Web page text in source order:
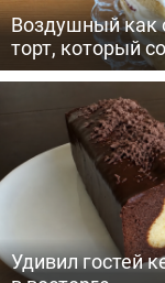
Воздушный как
торт, который
Удивил гостей